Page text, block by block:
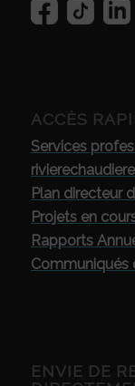
ACCÈS
Services
Plan directeur
Projets en
Rapports
Communiqués
ENVIE DE